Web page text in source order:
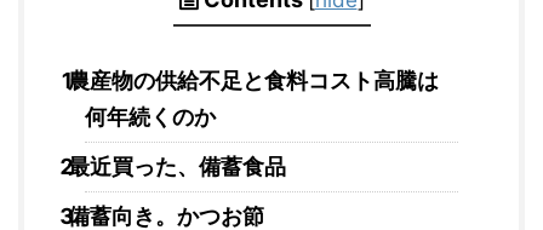
農産物の供給不足と食料コスト高騰は
何年続くのか
最近買った、備蓄食品
備蓄向き。かつお節